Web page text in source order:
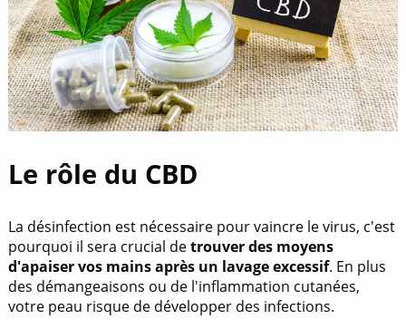
Le rôle du CBD
La désinfection est nécessaire pour vaincre le virus, c'est
pourquoi il sera crucial detrouver des moyens
d'apaiser vos mains après un lavage excessif. En plus
des démangeaisons ou de l'inflammation cutanées,
votre peau risque de développer des infections.